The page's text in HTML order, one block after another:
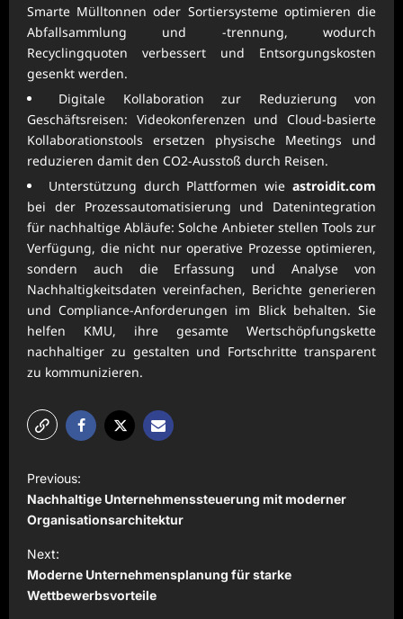
Smarte Mülltonnen oder Sortiersysteme optimieren die
Abfallsammlung und -trennung, wodurch
Recyclingquoten verbessert und Entsorgungskosten
gesenkt werden.
Digitale Kollaboration zur Reduzierung von
Geschäftsreisen: Videokonferenzen und Cloud-basierte
Kollaborationstools ersetzen physische Meetings und
reduzieren damit den CO2-Ausstoß durch Reisen.
Unterstützung durch Plattformen wieastroidit.com
bei der Prozessautomatisierung und Datenintegration
für nachhaltige Abläufe: Solche Anbieter stellen Tools zur
Verfügung, die nicht nur operative Prozesse optimieren,
sondern auch die Erfassung und Analyse von
Nachhaltigkeitsdaten vereinfachen, Berichte generieren
und Compliance-Anforderungen im Blick behalten. Sie
helfen KMU, ihre gesamte Wertschöpfungskette
nachhaltiger zu gestalten und Fortschritte transparent
zu kommunizieren.
o
s
t
n
a
Previous:
Nachhaltige Unternehmenssteuerung mit moderner
Organisationsarchitektur
Next:
Moderne Unternehmensplanung für starke
Wettbewerbsvorteile